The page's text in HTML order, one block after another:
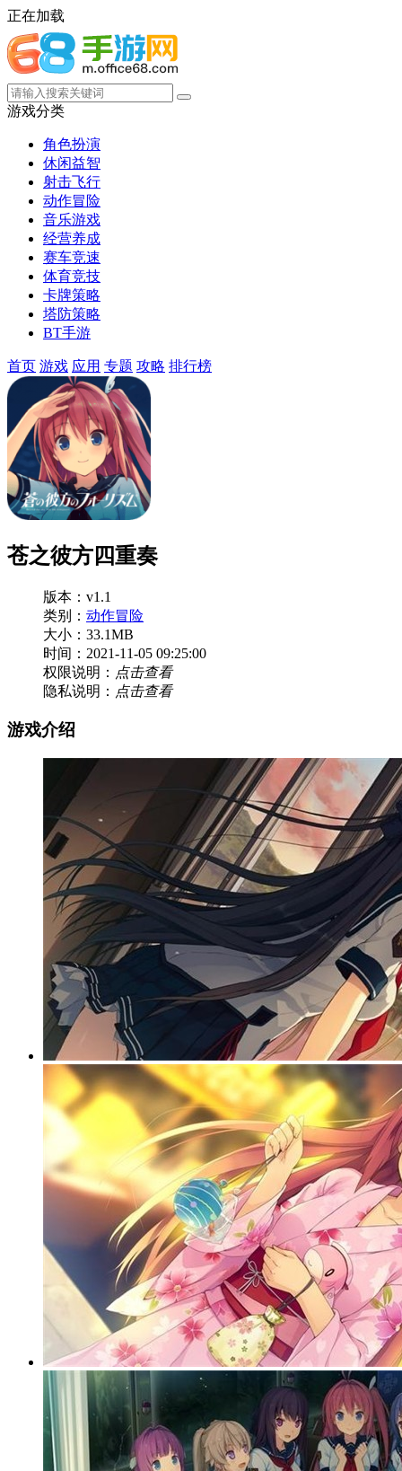
正在加载
游戏分类
角色扮演
休闲益智
射击飞行
动作冒险
音乐游戏
经营养成
赛车竞速
体育竞技
卡牌策略
塔防策略
BT手游
首页 游戏 应用 专题 攻略 排行榜
苍之彼方四重奏
版本：v1.1
类别： 动作冒险
大小：33.1MB
时间：2021-11-05 09:25:00
权限说明： 点击查看
隐私说明： 点击查看
游戏介绍